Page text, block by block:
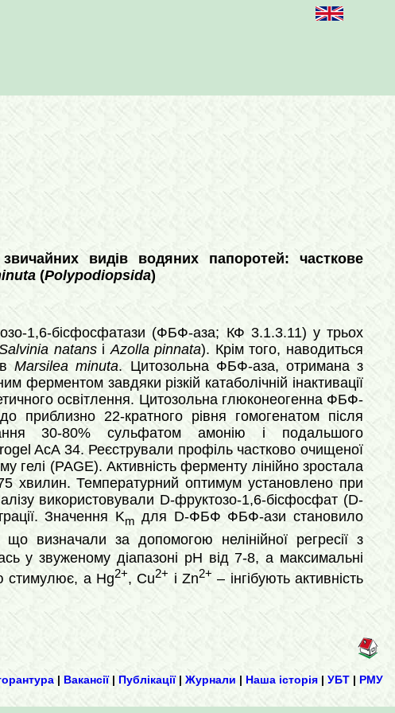
видів водяних папоротей: часткове
(Polypodiopsida)
1,6-бісфосфатази (ФБФ-аза; КФ 3.1.3.11) у трьох
natansіAzolla pinnata). Крім того, наводиться
Marsilea minuta. Цитозольна ФБФ-аза, отримана з
ферментом завдяки різкій катаболічній інактивації
освітлення. Цитозольна глюконеогенна ФБФ-
приблизно 22-кратного рівня гомогенатом після
30-80% сульфатом амонію і подальшого
AcA 34. Реєстрували профіль частково очищеної
(PAGE). Активність ферменту лінійно зростала
хвилин. Температурний оптимум установлено при
використовували D-фруктозо-1,6-бісфосфат (D-
Значення Km для D-ФБФ ФБФ-ази становило
що визначали за допомогою нелінійної регресії з
у звуженому діапазоні рН від 7-8, а максимальні
стимулює, а Hg2+, Cu2+ і Zn2+ – інгібують активність
| Вакансії| Публікації| Журнали | Наша історія | УБТ | РМУ